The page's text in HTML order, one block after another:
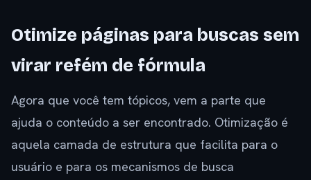
Otimize páginas para buscas sem
virar refém de fórmula
Agora que você tem tópicos, vem a parte que
ajuda o conteúdo a ser encontrado. Otimização é
aquela camada de estrutura que facilita para o
usuário e para os mecanismos de busca